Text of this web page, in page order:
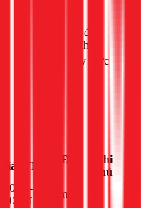
Có đục
gạch
Tùy mức
Giá (VNĐ)
Đơn
Ghi
chú
20.000 -
30.000đ
m²